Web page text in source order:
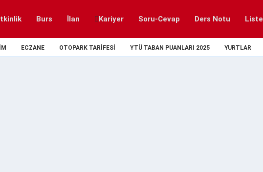
Burs İlan Kariyer Soru-Cevap Ders Notu Liste
ECZANE OTOPARK TARIFESI YTÜ TABAN PUANLARI 2025 YURTLAR